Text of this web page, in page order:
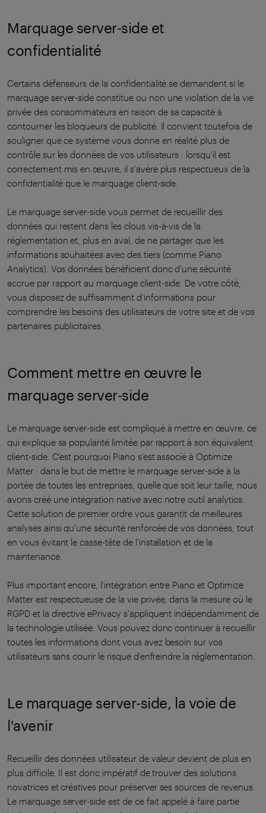
Marquage server-side et
confidentialité
Certains défenseurs de la confidentialité se demandent si le
marquage server-side constitue ou non une violation de la vie
privée des consommateurs en raison de sa capacité à
contourner les bloqueurs de publicité. Il convient toutefois de
souligner que ce système vous donne en réalité plus de
contrôle sur les données de vos utilisateurs : lorsqu'il est
correctement mis en œuvre, il s'avère plus respectueux de la
confidentialité que le marquage client-side.
Le marquage server-side vous permet de recueillir des
données qui restent dans les clous vis-à-vis de la
réglementation et, plus en aval, de ne partager que les
informations souhaitées avec des tiers (comme Piano
Analytics). Vos données bénéficient donc d'une sécurité
accrue par rapport au marquage client-side. De votre côté,
vous disposez de suffisamment d'informations pour
comprendre les besoins des utilisateurs de votre site et de vos
partenaires publicitaires.
Comment mettre en œuvre le
marquage server-side
Le marquage server-side est compliqué à mettre en œuvre, ce
qui explique sa popularité limitée par rapport à son équivalent
client-side. C'est pourquoi Piano s'est associé à Optimize
Matter : dans le but de mettre le marquage server-side à la
portée de toutes les entreprises, quelle que soit leur taille, nous
avons créé une intégration native avec notre outil analytics.
Cette solution de premier ordre vous garantit de meilleures
analyses ainsi qu'une sécurité renforcée de vos données, tout
en vous évitant le casse-tête de l'installation et de la
maintenance.
Plus important encore, l'intégration entre Piano et Optimize
Matter est respectueuse de la vie privée, dans la mesure où le
RGPD et la directive ePrivacy s'appliquent indépendamment de
la technologie utilisée. Vous pouvez donc continuer à recueillir
toutes les informations dont vous avez besoin sur vos
utilisateurs sans courir le risque d'enfreindre la réglementation.
Le marquage server-side, la voie de
l'avenir
Recueillir des données utilisateur de valeur devient de plus en
plus difficile. Il est donc impératif de trouver des solutions
novatrices et créatives pour préserver ses sources de revenus.
Le marquage server-side est de ce fait appelé à faire partie